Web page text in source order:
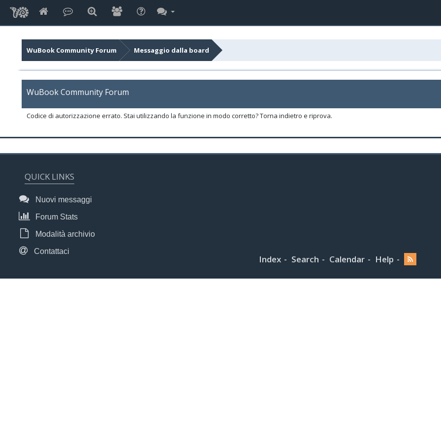
WuBook Community Forum Messaggio dalla board
WuBook Community Forum
Codice di autorizzazione errato. Stai utilizzando la funzione in modo corretto? Torna indietro e riprova.
QUICK LINKS
Nuovi messaggi
Forum Stats
Modalità archivio
Contattaci
Index Search Calendar Help